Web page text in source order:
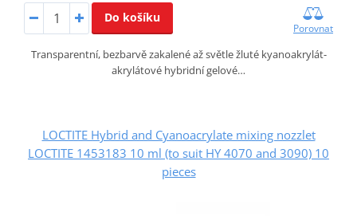
Do košíku
Porovnat
Transparentní, bezbarvě zakalené až světle žluté kyanoakrylát-
akrylátové hybridní gelové…
LOCTITE Hybrid and Cyanoacrylate mixing nozzlet
LOCTITE 1453183 10 ml (to suit HY 4070 and 3090) 10
pieces